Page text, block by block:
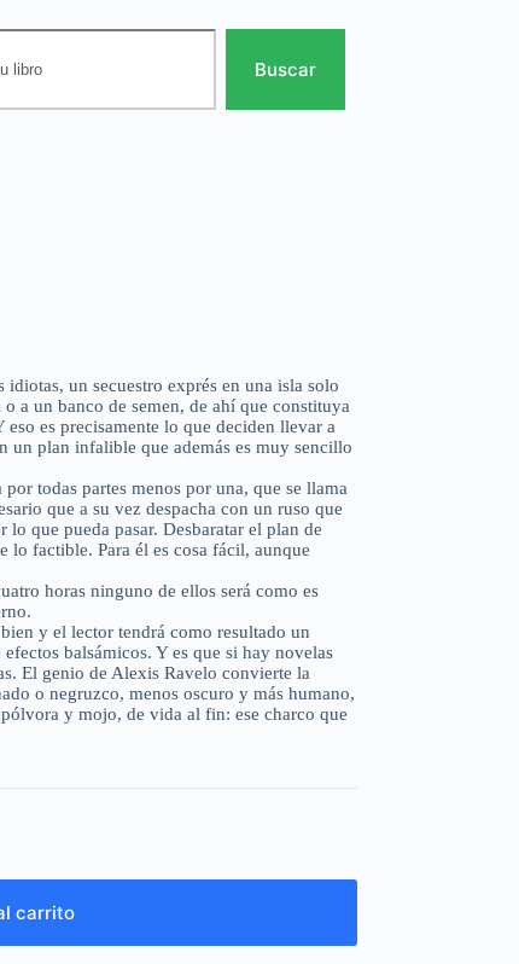
Buscar
un secuestro exprés en una isla solo
a un banco de semen, de ahí que constituya
es precisamente lo que deciden llevar a
un plan infalible que además es muy sencillo
todas partes menos por una, que se llama
que a su vez despacha con un ruso que
que pueda pasar. Desbaratar el plan de
lo factible. Para él es cosa fácil, aunque
horas ninguno de ellos será como es
y el lector tendrá como resultado un
balsámicos. Y es que si hay novelas
El genio de Alexis Ravelo convierte la
o negruzco, menos oscuro y más humano,
y mojo, de vida al fin: ese charco que
carrito